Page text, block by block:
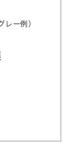
ー例）